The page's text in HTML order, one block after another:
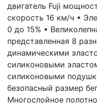
двигатель Fuji
скорость 16 км/ч •
0 до 15% •
представленная 8
динамическими
силиконовыми
силиконовыми
безопасный размер
Многослойное